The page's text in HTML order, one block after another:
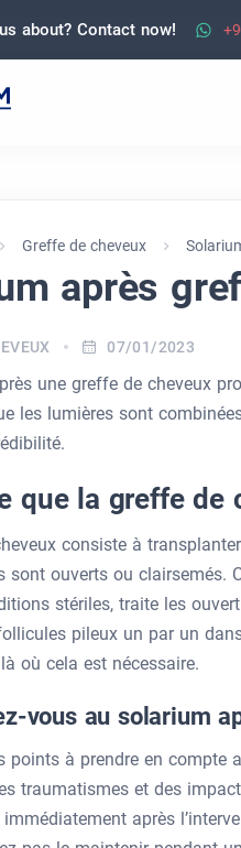
about? Contact now!
Greffe de cheveux
après
07/01/2023
une greffe de cheveux
les lumières sont
que la greffe de
consiste à
sont ouverts ou clairsemés.
stériles, traite les
pileux un par un
où cela est nécessaire.
vous au solarium
points à prendre en compte
traumatismes et des
après